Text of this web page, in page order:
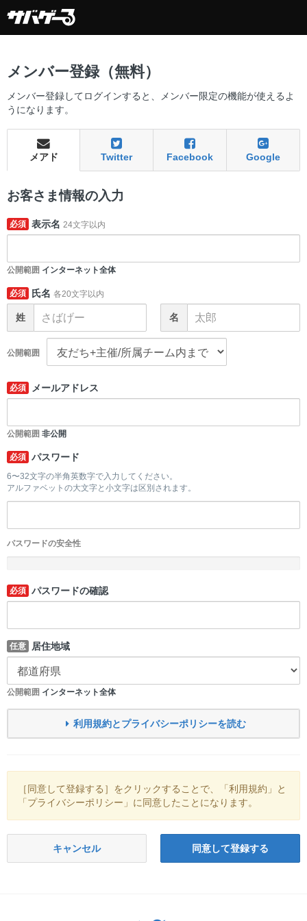
メンバー登録（無料）
メンバー登録してログインすると、メンバー限定の機能が使えるよ
うになります。
メアド Twitter Facebook Google
お客さま情報の入力
必須 表示名 24文字以内
公開範囲 インターネット全体
必須 氏名 各20文字以内
姓 名
公開範囲
必須 メールアドレス
公開範囲 非公開
必須 パスワード
6〜32文字の半角英数字で入力してください。
アルファベットの大文字と小文字は区別されます。
パスワードの安全性
必須 パスワードの確認
任意 居住地域
公開範囲 インターネット全体
利用規約とプライバシーポリシーを読む
［同意して登録する］をクリックすることで、「利用規約」と
「プライバシーポリシー」に同意したことになります。
キャンセル 同意して登録する